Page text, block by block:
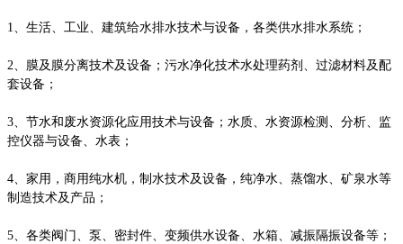
1、生活、工业、建筑给水排水技术与设备，各类供水排水系统；
2、膜及膜分离技术及设备；污水净化技术水处理药剂、过滤材料及配
套设备；
3、节水和废水资源化应用技术与设备；水质、水资源检测、分析、监
控仪器与设备、水表；
4、家用，商用纯水机，制水技术及设备，纯净水、蒸馏水、矿泉水等
制造技术及产品；
5、各类阀门、泵、密封件、变频供水设备、水箱、减振隔振设备等；